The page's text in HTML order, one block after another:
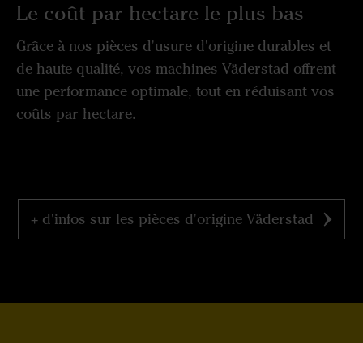
Le coût par hectare le plus bas
Grâce à nos pièces d'usure d'origine durables et
de haute qualité, vos machines Väderstad offrent
une performance optimale, tout en réduisant vos
coûts par hectare.
+ d'infos sur les pièces d'origine Väderstad